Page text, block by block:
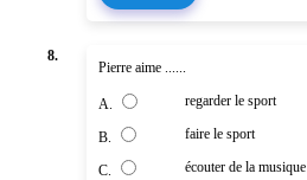
8.
Pierre aime ......
A. regarder le sport
B. faire le sport
C. écouter de la musique